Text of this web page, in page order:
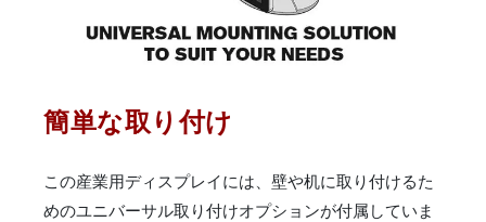
簡単な取り付け
この産業用ディスプレイには、壁や机に取り付けるた
めのユニバーサル取り付けオプションが付属していま